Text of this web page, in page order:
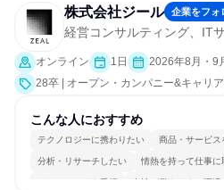
株式会社ジール 企業をフォ
経営コンサルティング、IT
オンライン 1日
2026年8月・9
28卒 | オープン・カンパニー&キャリ
こんな人におすすめ
テクノロジーに携わりたい 商品・サービス
分析・リサーチしたい 情熱を持って仕事に
チームワークを重視 女性が働きやすい環境